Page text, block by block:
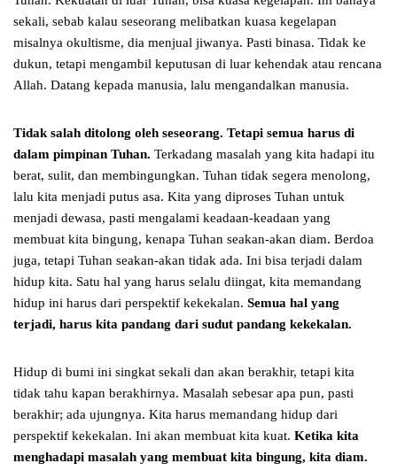
sekali, sebab kalau seseorang melibatkan kuasa kegelapan
misalnya okultisme, dia menjual jiwanya. Pasti binasa. Tidak ke
dukun, tetapi mengambil keputusan di luar kehendak atau rencana
Allah. Datang kepada manusia, lalu mengandalkan manusia.
Tidak salah ditolong oleh seseorang. Tetapi semua harus di
dalam pimpinan Tuhan. Terkadang masalah yang kita hadapi itu
berat, sulit, dan membingungkan. Tuhan tidak segera menolong,
lalu kita menjadi putus asa. Kita yang diproses Tuhan untuk
menjadi dewasa, pasti mengalami keadaan-keadaan yang
membuat kita bingung, kenapa Tuhan seakan-akan diam. Berdoa
juga, tetapi Tuhan seakan-akan tidak ada. Ini bisa terjadi dalam
hidup kita. Satu hal yang harus selalu diingat, kita memandang
hidup ini harus dari perspektif kekekalan. Semua hal yang
terjadi, harus kita pandang dari sudut pandang kekekalan.
Hidup di bumi ini singkat sekali dan akan berakhir, tetapi kita
tidak tahu kapan berakhirnya. Masalah sebesar apa pun, pasti
berakhir; ada ujungnya. Kita harus memandang hidup dari
perspektif kekekalan. Ini akan membuat kita kuat. Ketika kita
menghadapi masalah yang membuat kita bingung, kita diam.